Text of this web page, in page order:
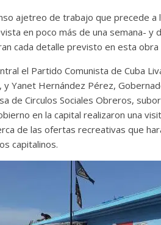
ajetreo de trabajo que precede a
en poco más de una semana-
cada detalle previsto en esta obra
el Partido Comunista de Cuba
Yanet Hernández Pérez,
de Circulos Sociales Obreros,
en la capital realizaron una
de las ofertas recreativas que
capitalinos.